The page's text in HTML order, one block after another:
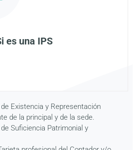
es una IPS
Existencia y Representación
de la principal y de la sede.
Suficiencia Patrimonial y